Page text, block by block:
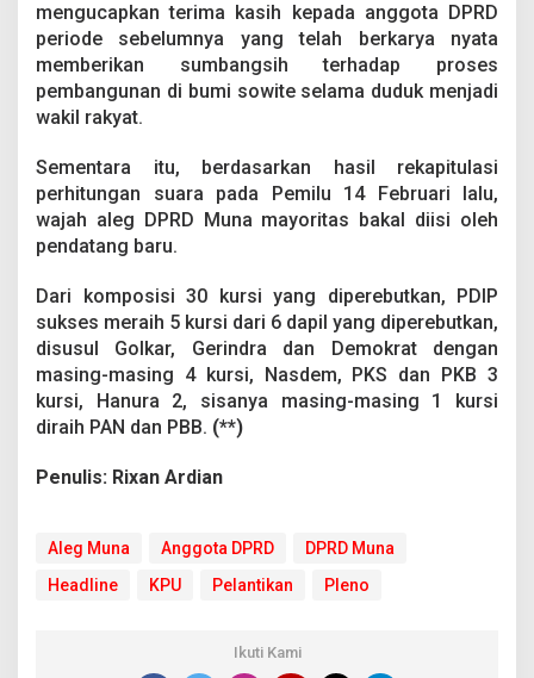
mengucapkan terima kasih kepada anggota DPRD
periode sebelumnya yang telah berkarya nyata
memberikan sumbangsih terhadap proses
pembangunan di bumi sowite selama duduk menjadi
wakil rakyat.
Sementara itu, berdasarkan hasil rekapitulasi
perhitungan suara pada Pemilu 14 Februari lalu,
wajah aleg DPRD Muna mayoritas bakal diisi oleh
pendatang baru.
Dari komposisi 30 kursi yang diperebutkan, PDIP
sukses meraih 5 kursi dari 6 dapil yang diperebutkan,
disusul Golkar, Gerindra dan Demokrat dengan
masing-masing 4 kursi, Nasdem, PKS dan PKB 3
kursi, Hanura 2, sisanya masing-masing 1 kursi
diraih PAN dan PBB. (**)
Penulis: Rixan Ardian
Aleg Muna Anggota DPRD
DPRD Muna
Headline
KPU Pelantikan Pleno
Ikuti Kami